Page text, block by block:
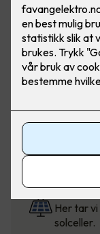
Beregn
mindre
Visste
Hva
Her tar
solceller.